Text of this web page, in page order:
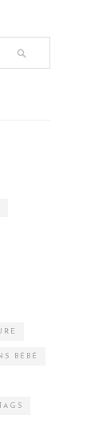
BÉBÉ
TAGS